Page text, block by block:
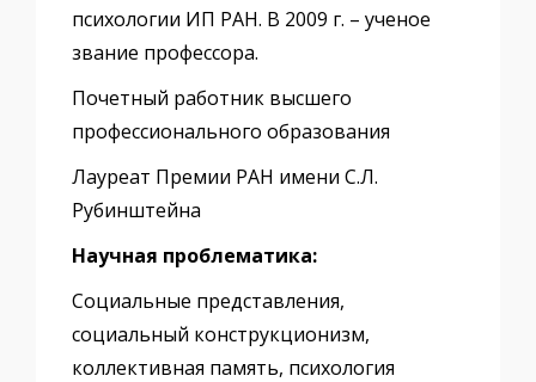
психологии ИП РАН. В 2009 г. – ученое
звание профессора.
Почетный работник высшего
профессионального образования
Лауреат Премии РАН имени С.Л.
Рубинштейна
Научная проблематика:
Cоциальные представления,
социальный конструкционизм,
коллективная память, психология